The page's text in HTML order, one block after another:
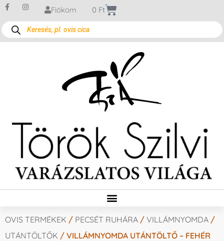
Fiókom 0 Ft
OVIS TERMÉKEK / PECSÉT RUHÁRA / VILLÁMNYOMDA /
UTÁNTÖLTŐK / VILLÁMNYOMDA UTÁNTÖLTŐ – FEHÉR